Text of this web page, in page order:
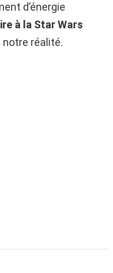
d’énergie
à la Star Wars
notre réalité.